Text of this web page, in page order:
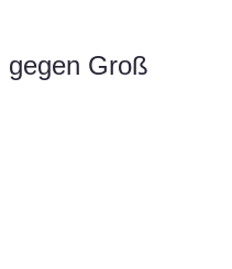
gegen Groß